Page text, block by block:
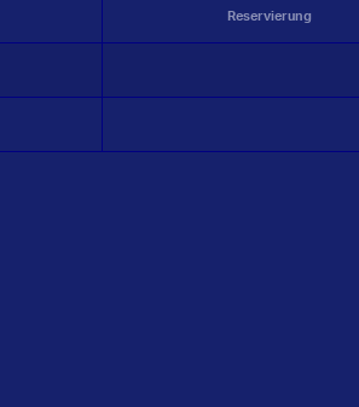
Reservierung